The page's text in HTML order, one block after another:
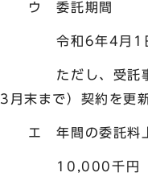
ウ 委託期間
令和6年4月1日
ただし、受託事業
3月末まで）契約を更
エ 年間の委託料
10,000千円（